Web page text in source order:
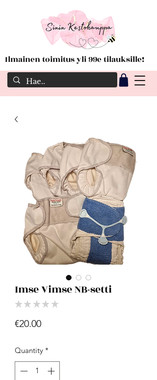
Ilmainen toimitus yli 99e tilauksille!
Imse Vimse NB-setti
★ ★ ★ ★ ★
€20.00Price
Quantity *